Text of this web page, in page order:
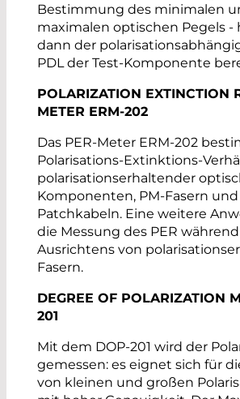
Bestimmung des minimalen
maximalen optischen Pegels -
dann der
PDL der Test-Komponente
POLARIZATION EXTINCTION
METER ERM-202
Das PER-Meter ERM-202
Polarisations-Extinktions-
polarisationserhaltender
Komponenten, PM-Fasern und
Patchkabeln. Eine weitere
die Messung des PER
Ausrichtens von
Fasern.
DEGREE OF POLARIZATION
201
Mit dem DOP-201 wird der
gemessen: es eignet sich für
von kleinen und großen